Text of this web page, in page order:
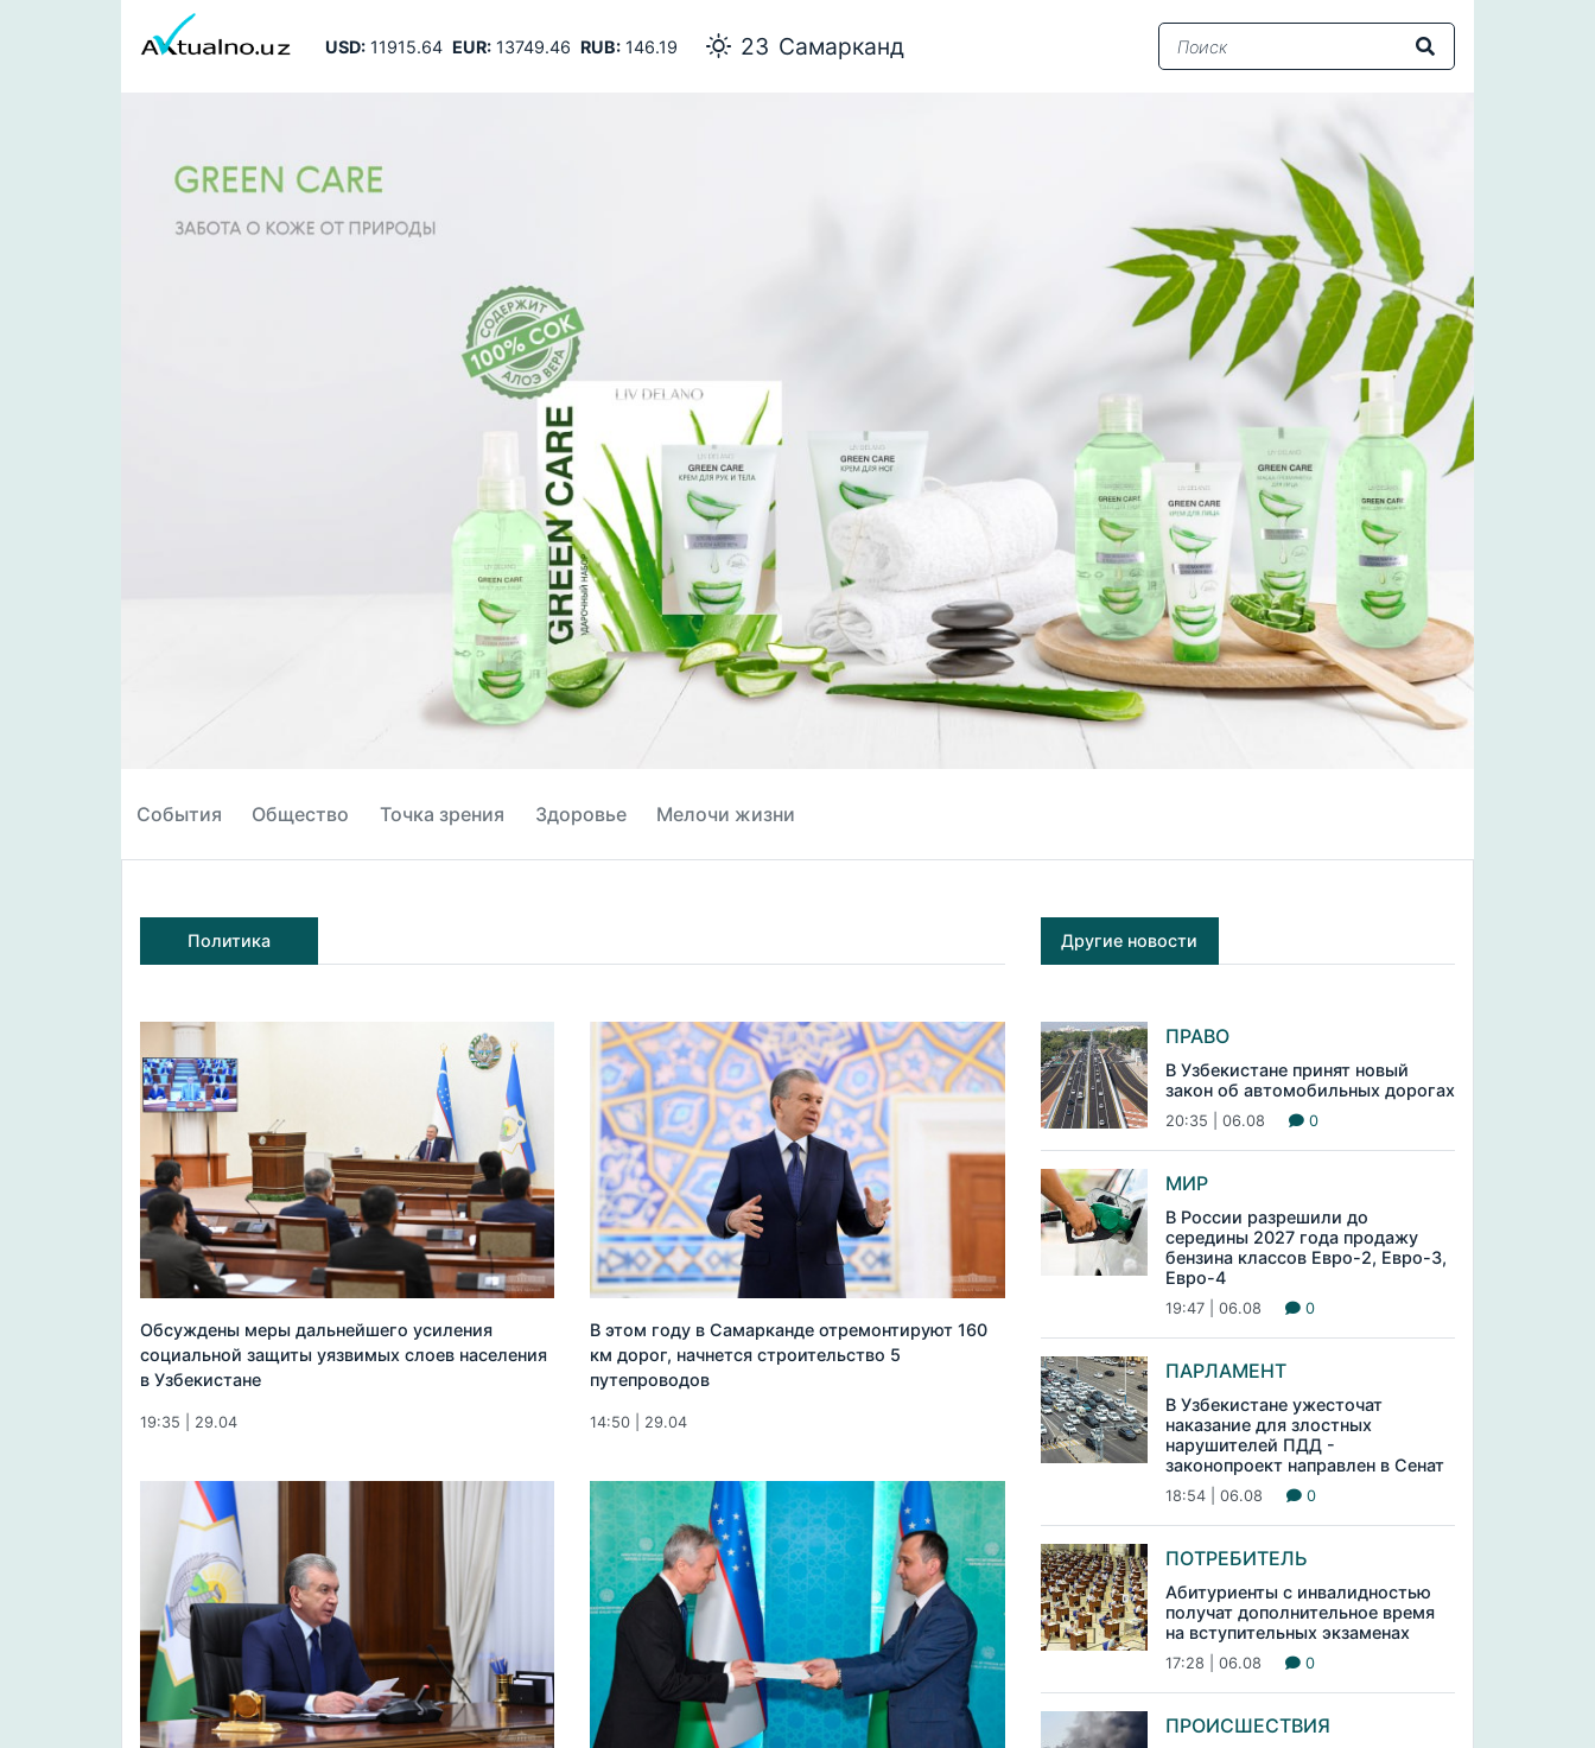
USD:11915.64 EUR:13749.46 RUB:146.19 23 Самарканд
События Общество Точка зрения Здоровье Мелочи жизни
Политика
Обсуждены меры дальнейшего усиления
социальной защиты уязвимых слоев населения
в Узбекистане
19:35 | 29.04
В этом году в Самарканде отремонтируют 160
км дорог, начнется строительство 5
путепроводов
14:50 | 29.04
Другие новости
ПРАВО
В Узбекистане принят новый
закон об автомобильных дорогах
20:35 | 06.08 0
МИР
В России разрешили до
середины 2027 года продажу
бензина классов Евро-2, Евро-3,
Евро-4
19:47 | 06.08 0
ПАРЛАМЕНТ
В Узбекистане ужесточат
наказание для злостных
нарушителей ПДД -
законопроект направлен в Сенат
18:54 | 06.08 0
ПОТРЕБИТЕЛЬ
Абитуриенты с инвалидностью
получат дополнительное время
на вступительных экзаменах
17:28 | 06.08 0
ПРОИСШЕСТВИЯ